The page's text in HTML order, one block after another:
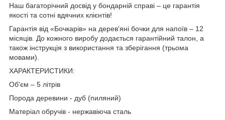
Наш багаторічний досвід у бондарній справі – це гарантія
якості та сотні вдячних клієнтів!
Гарантія від «Бочкарів» на дерев'яні бочки для напоїв – 12
місяців. До кожного виробу додається гарантійний талон, а
також інструкція з використання та зберігання (трьома
мовами).
ХАРАКТЕРИСТИКИ:
Об'єм – 5 літрів
Порода деревини - дуб (пиляний)
Матеріал обручів - нержавіюча сталь